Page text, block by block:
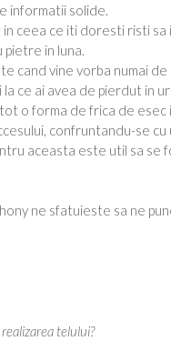
informatii solide.
in ceea ce iti doresti risti
in luna.
cand vine vorba numai de
ce ai avea de pierdut in
o forma de frica de esec
confruntandu-se cu
aceasta este util sa se
ne sfatuieste sa ne
telului?